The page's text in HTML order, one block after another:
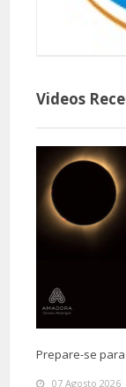
Videos
Prepare-se para
07 Agosto 2026